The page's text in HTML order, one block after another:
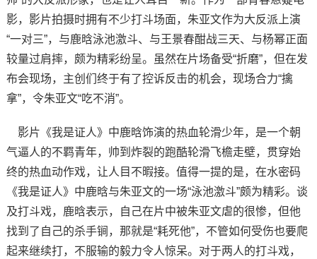
影，影片拍摄时拥有不少打斗场面，朱亚文作为大反派上演
“一对三”，与鹿晗泳池激斗、与王景春酣战三天、与杨幂正面
较量过肩摔，颇为精彩纷呈。虽然在片场备受“折磨”，但在发
布会现场，主创们终于有了控诉反击的机会，现场合力“擒
拿”，令朱亚文“吃不消”。
影片《我是证人》中鹿晗饰演的热血轮滑少年，是一个朝
气逼人的不羁青年，帅到炸裂的跑酷轮滑飞檐走壁，贯穿始
终的热血动作戏，让人目不暇接。值得一提的是，在水密码
《我是证人》中鹿晗与朱亚文的一场“泳池激斗”颇为精彩。谈
及打斗戏，鹿晗表示，自己在片中被朱亚文虐的很惨，但他
找到了自己的杀手锏，那就是“耗死他”，不管如何受伤也要爬
起来继续打，不服输的毅力令人惊呆。对于两人的打斗戏，